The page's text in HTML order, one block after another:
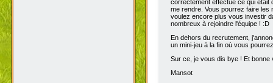
correctement effectué ce qui
me rendre. Vous pourrez faire les
voulez encore plus vous investir
nombreux à rejoindre l'équipe ! :D
En dehors du recrutement,
un mini-jeu à la fin où vous
Sur ce, je vous dis bye ! Et bonne
Mansot